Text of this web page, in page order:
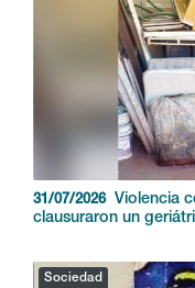
31/07/2026
Violencia
clausuraron un
Sociedad